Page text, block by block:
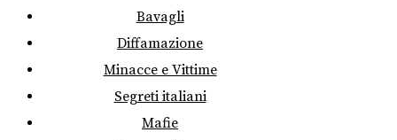
Bavagli
Diffamazione
Minacce e Vittime
Segreti italiani
Mafie